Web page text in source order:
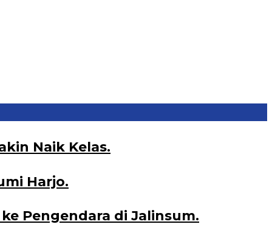
Naik Kelas.
Harjo.
Pengendara di Jalinsum.